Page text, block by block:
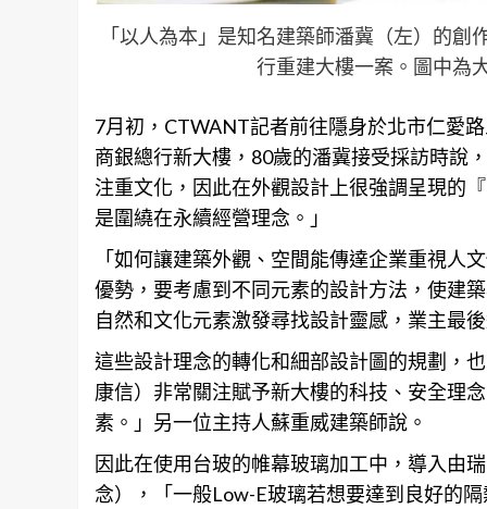
「以人為本」是知名建築師潘冀（左）的
行重建大樓一案。圖中為
7月初，CTWANT記者前往隱身於北市仁愛
商銀總行新大樓，80歲的潘冀接受採訪時說
注重文化，因此在外觀設計上很強調呈現的
是圍繞在永續經營理念。」
「如何讓建築外觀、空間能傳達企業重視人
優勢，要考慮到不同元素的設計方法，使建
自然和文化元素激發尋找設計靈感，業主最
這些設計理念的轉化和細部設計圖的規劃 ，
康信）非常關注賦予新大樓的科技、安全理
素。」另一位主持人蘇重威建築師說。
因此在使用台玻的帷幕玻璃加工中，導入由
念），「一般Low-E玻璃若想要達到良好的